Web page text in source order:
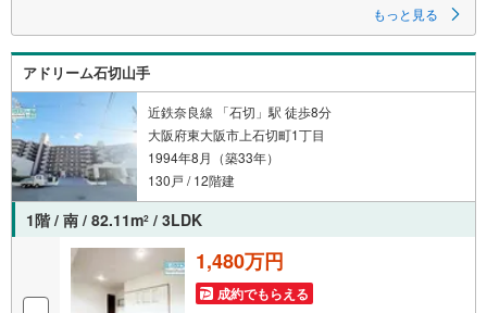
特徴
・徒歩圏内にスーパーやコンビニがあり、便利な立地！
・リビング横にある5.5帖の和室は客間や子どもの遊び場、昼寝スペースな
ど用途多彩
・2沿線利用可能で通勤や通学にも便利です
・ご家族の様子を見ながら料理ができる対面式キッチン
立地
・石切東小学校まで徒歩約16分
・石切中学校まで徒歩約9分
弊社が選ばれる理由
1.お金の扱い方のプロ、ファイナンシャルプランナーが資金計画をサポー
2.買い替えなどにも対応できる売却専門チームあり！
3.たくさんの銀行と繋がりがあるため、最も低金利になるように審査が可
もっと見る
アドリーム石切山手
近鉄奈良線 「石切」駅 徒歩8分
大阪府東大阪市上石切町1丁目
1994年8月（築33年）
130戸 / 12階建
1階 / 南 / 82.11m2 / 3LDK
1,480万円
成約でもらえる